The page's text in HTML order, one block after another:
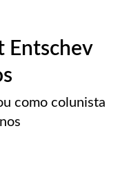
Entschev
como colunista